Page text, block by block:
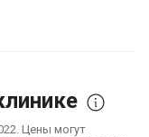
Цены могут